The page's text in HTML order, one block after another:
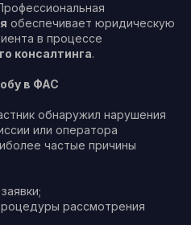
обеспечивает юридическую
в процессе
консалтинга.
в ФАС
обнаружил нарушения
или оператора
частые причины
рассмотрения